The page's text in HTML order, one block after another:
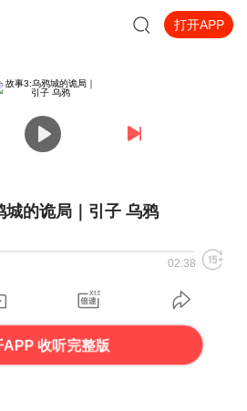
打开APP
城的诡局｜引子 乌鸦
02:38
APP 收听完整版